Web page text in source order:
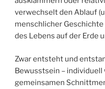
verwechselt den Ablauf
menschlicher
des Lebens auf der Erde
Zwar entsteht und
Bewusstsein – individuell
gemeinsamen